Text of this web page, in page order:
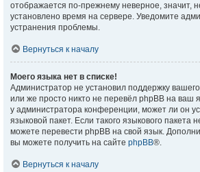
отображается по-прежнему неверное, значит,
установлено время на сервере. Уведомите
устранения проблемы.
Вернуться к началу
Моего языка нет в списке!
Администратор не установил поддержку
или же просто никто не перевёл phpBB на ваш
у администратора конференции, может ли он
языковой пакет. Если такого языкового пакета
можете перевести phpBB на свой язык.
вы можете получить на сайте phpBB®.
Вернуться к началу